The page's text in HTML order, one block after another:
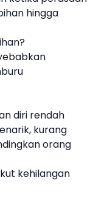
hingga
diri rendah
kurang
orang
kehilangan